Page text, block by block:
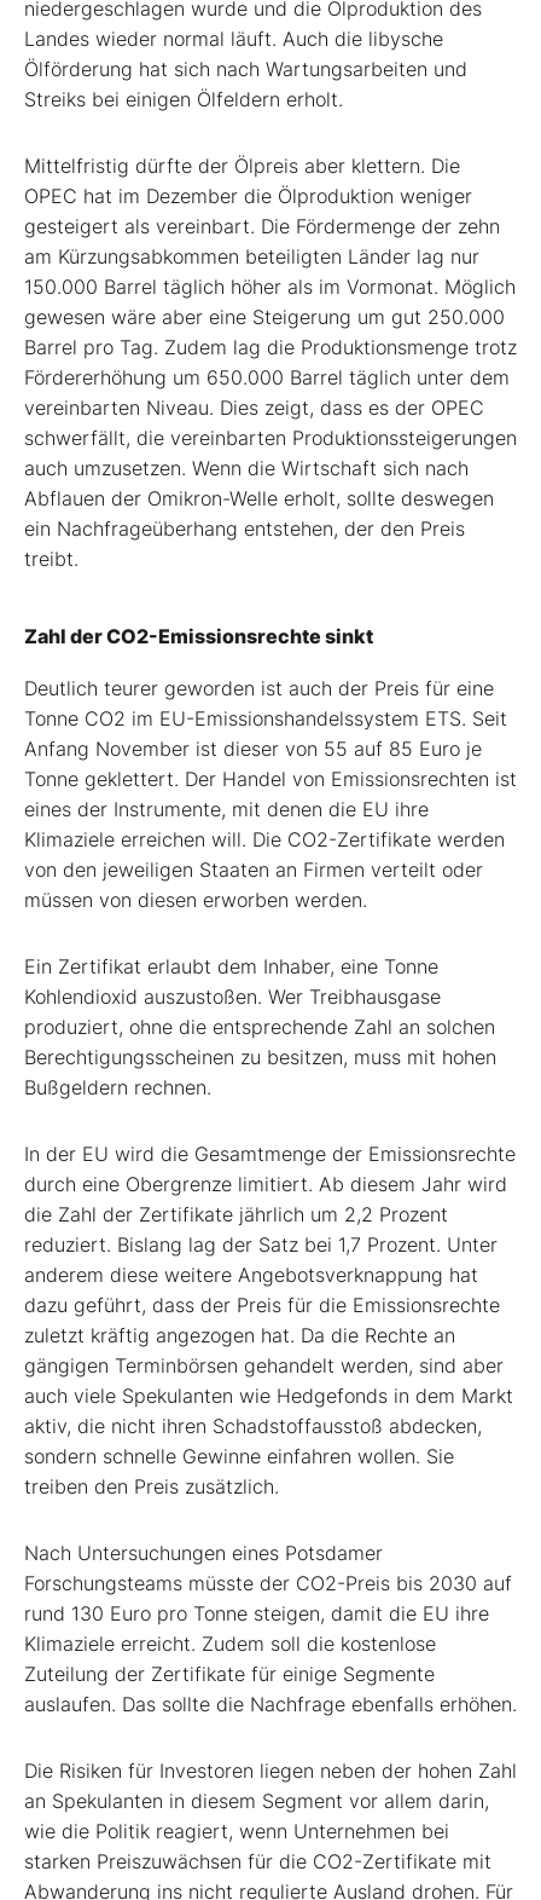
niedergeschlagen wurde und die Ölproduktion des
Landes wieder normal läuft. Auch die libysche
Ölförderung hat sich nach Wartungsarbeiten und
Streiks bei einigen Ölfeldern erholt.
Mittelfristig dürfte der Ölpreis aber klettern. Die
OPEC hat im Dezember die Ölproduktion weniger
gesteigert als vereinbart. Die Fördermenge der zehn
am Kürzungsabkommen beteiligten Länder lag nur
150.000 Barrel täglich höher als im Vormonat. Möglich
gewesen wäre aber eine Steigerung um gut 250.000
Barrel pro Tag. Zudem lag die Produktionsmenge trotz
Fördererhöhung um 650.000 Barrel täglich unter dem
vereinbarten Niveau. Dies zeigt, dass es der OPEC
schwerfällt, die vereinbarten Produktionssteigerungen
auch umzusetzen. Wenn die Wirtschaft sich nach
Abflauen der Omikron-Welle erholt, sollte deswegen
ein Nachfrageüberhang entstehen, der den Preis
treibt.
Zahl der CO2-Emissionsrechte sinkt
Deutlich teurer geworden ist auch der Preis für eine
Tonne CO2 im EU-Emissionshandelssystem ETS. Seit
Anfang November ist dieser von 55 auf 85 Euro je
Tonne geklettert. Der Handel von Emissionsrechten ist
eines der Instrumente, mit denen die EU ihre
Klimaziele erreichen will. Die CO2-Zertifikate werden
von den jeweiligen Staaten an Firmen verteilt oder
müssen von diesen erworben werden.
Ein Zertifikat erlaubt dem Inhaber, eine Tonne
Kohlendioxid auszustoßen. Wer Treibhausgase
produziert, ohne die entsprechende Zahl an solchen
Berechtigungsscheinen zu besitzen, muss mit hohen
Bußgeldern rechnen.
In der EU wird die Gesamtmenge der Emissionsrechte
durch eine Obergrenze limitiert. Ab diesem Jahr wird
die Zahl der Zertifikate jährlich um 2,2 Prozent
reduziert. Bislang lag der Satz bei 1,7 Prozent. Unter
anderem diese weitere Angebotsverknappung hat
dazu geführt, dass der Preis für die Emissionsrechte
zuletzt kräftig angezogen hat. Da die Rechte an
gängigen Terminbörsen gehandelt werden, sind aber
auch viele Spekulanten wie Hedgefonds in dem Markt
aktiv, die nicht ihren Schadstoffausstoß abdecken,
sondern schnelle Gewinne einfahren wollen. Sie
treiben den Preis zusätzlich.
Nach Untersuchungen eines Potsdamer
Forschungsteams müsste der CO2-Preis bis 2030 auf
rund 130 Euro pro Tonne steigen, damit die EU ihre
Klimaziele erreicht. Zudem soll die kostenlose
Zuteilung der Zertifikate für einige Segmente
auslaufen. Das sollte die Nachfrage ebenfalls erhöhen.
Die Risiken für Investoren liegen neben der hohen Zahl
an Spekulanten in diesem Segment vor allem darin,
wie die Politik reagiert, wenn Unternehmen bei
starken Preiszuwächsen für die CO2-Zertifikate mit
Abwanderung ins nicht regulierte Ausland drohen. Für